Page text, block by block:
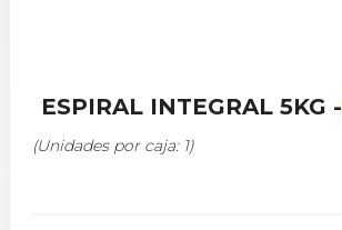
ESPIRAL INTEGRAL 5KG -
(Unidades por caja: 1)